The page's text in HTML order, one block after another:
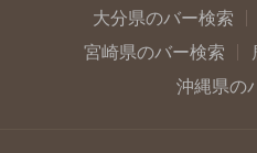
大分県のバー検索
宮崎県のバー検索
沖縄県の